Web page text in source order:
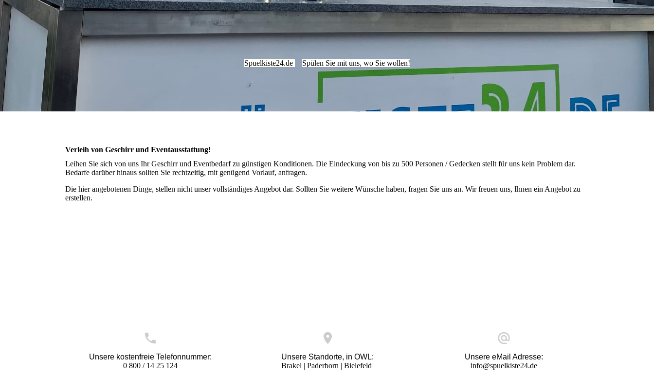
Spuelkiste24.de Spülen Sie mit uns, wo Sie wollen!
Verleih von Geschirr und Eventausstattung!
Leihen Sie sich von uns Ihr Geschirr und Eventbedarf zu günstigen Konditionen. Die Eindeckung von bis zu 500 Personen / Gedecken stellt für uns kein Problem dar.
Bedarfe darüber hinaus sollten Sie rechtzeitig, mit genügend Vorlauf, anfragen.
Die hier angebotenen Dinge, stellen nicht unser vollständiges Angebot dar. Sollten Sie weitere Wünsche haben, fragen Sie uns an. Wir freuen uns, Ihnen ein Angebot zu
erstellen.
Unsere kostenfreie Telefonnummer:
0 800 / 14 25 124
Unsere Standorte, in OWL:
Brakel | Paderborn | Bielefeld
Unsere eMail Adresse:
info@spuelkiste24.de